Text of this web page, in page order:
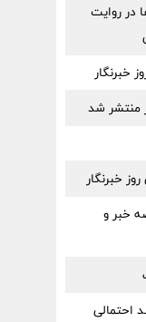
در روایت
خبرنگار
منتشر شد
خبرنگار
خبر و
احتمالی